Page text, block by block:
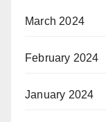
March 2024
February 2024
January 2024